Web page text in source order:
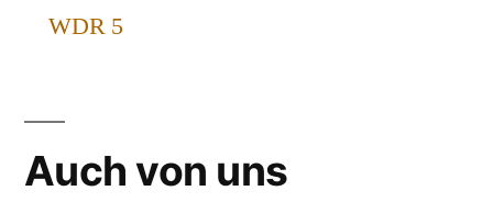
WDR 5
Auch von uns